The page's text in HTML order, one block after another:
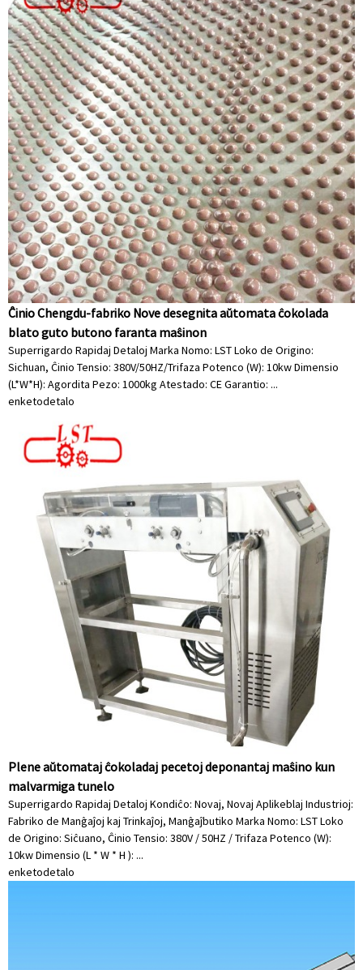
Ĉinio Chengdu-fabriko Nove desegnita aŭtomata ĉokolada
blato guto butono faranta maŝinon
Superrigardo Rapidaj Detaloj Marka Nomo: LST Loko de Origino:
Sichuan, Ĉinio Tensio: 380V/50HZ/Trifaza Potenco (W): 10kw Dimensio
(L*W*H): Agordita Pezo: 1000kg Atestado: CE Garantio: ...
enketodetalo
Plene aŭtomataj ĉokoladaj pecetoj deponantaj maŝino kun
malvarmiga tunelo
Superrigardo Rapidaj Detaloj Kondiĉo: Novaj, Novaj Aplikeblaj Industrioj:
Fabriko de Manĝaĵoj kaj Trinkaĵoj, Manĝaĵbutiko Marka Nomo: LST Loko
de Origino: Siĉuano, Ĉinio Tensio: 380V / 50HZ / Trifaza Potenco (W):
10kw Dimensio (L * W * H ): ...
enketodetalo